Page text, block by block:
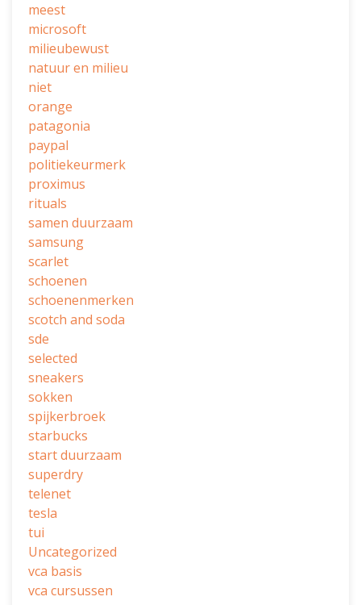
meest
microsoft
milieubewust
natuur en milieu
niet
orange
patagonia
paypal
politiekeurmerk
proximus
rituals
samen duurzaam
samsung
scarlet
schoenen
schoenenmerken
scotch and soda
sde
selected
sneakers
sokken
spijkerbroek
starbucks
start duurzaam
superdry
telenet
tesla
tui
Uncategorized
vca basis
vca cursussen